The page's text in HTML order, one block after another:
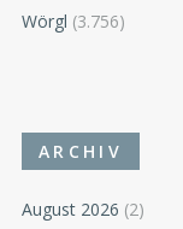
Wörgl (3.756)
ARCHIV
August 2026 (2)